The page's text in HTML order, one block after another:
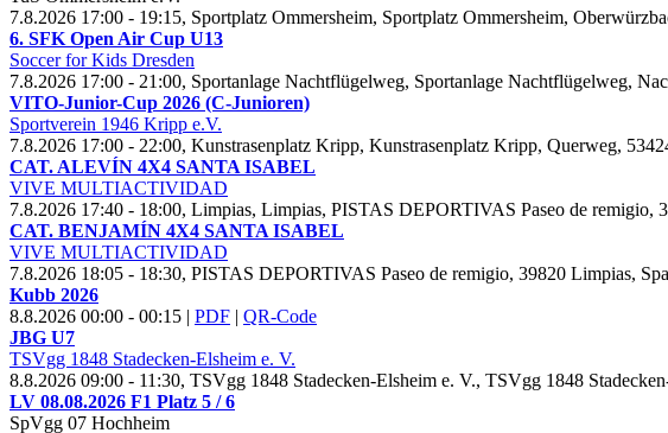
7.8.2026 17:00 - 19:15, Sportplatz Ommersheim, Sportplatz Ommersheim,
6. SFK Open Air Cup U13
Soccer for Kids Dresden
7.8.2026 17:00 - 21:00, Sportanlage Nachtflügelweg, Sportanlage Nachtflügelweg,
VITO-Junior-Cup 2026 (C-Junioren)
Sportverein 1946 Kripp e.V.
7.8.2026 17:00 - 22:00, Kunstrasenplatz Kripp, Kunstrasenplatz Kripp, Querweg,
CAT. ALEVÍN 4X4 SANTA ISABEL
VIVE MULTIACTIVIDAD
7.8.2026 17:40 - 18:00, Limpias, Limpias, PISTAS DEPORTIVAS Paseo de remigio,
CAT. BENJAMÍN 4X4 SANTA ISABEL
VIVE MULTIACTIVIDAD
7.8.2026 18:05 - 18:30, PISTAS DEPORTIVAS Paseo de remigio, 39820 Limpias,
Kubb 2026
8.8.2026 00:00 - 00:15 | PDF | QR-Code
JBG U7
TSVgg 1848 Stadecken-Elsheim e. V.
8.8.2026 09:00 - 11:30, TSVgg 1848 Stadecken-Elsheim e. V., TSVgg 1848
LV 08.08.2026 F1 Platz 5 /6
SpVgg 07 Hochheim